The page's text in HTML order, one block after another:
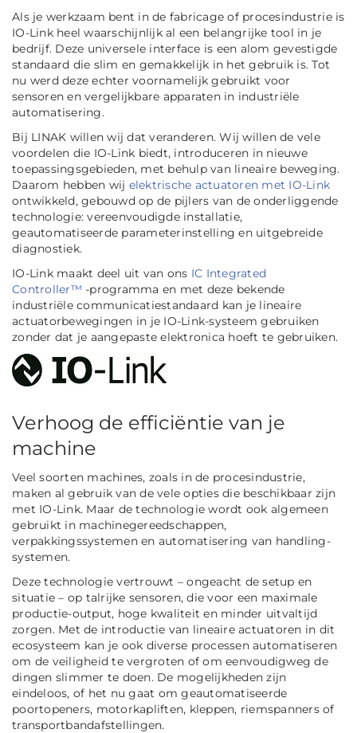
Als je werkzaam bent in de fabricage of procesindustrie is
IO-Link heel waarschijnlijk al een belangrijke tool in je
bedrijf. Deze universele interface is een alom gevestigde
standaard die slim en gemakkelijk in het gebruik is. Tot
nu werd deze echter voornamelijk gebruikt voor
sensoren en vergelijkbare apparaten in industriële
automatisering.
Bij LINAK willen wij dat veranderen. Wij willen de vele
voordelen die IO-Link biedt, introduceren in nieuwe
toepassingsgebieden, met behulp van lineaire beweging.
Daarom hebben wij elektrische actuatoren met IO-Link
ontwikkeld, gebouwd op de pijlers van de onderliggende
technologie: vereenvoudigde installatie,
geautomatiseerde parameterinstelling en uitgebreide
diagnostiek.
IO-Link maakt deel uit van ons IC Integrated
Controller™ -programma en met deze bekende
industriële communicatiestandaard kan je lineaire
actuatorbewegingen in je IO-Link-systeem gebruiken
zonder dat je aangepaste elektronica hoeft te gebruiken.
Verhoog de efficiëntie van je
machine
Veel soorten machines, zoals in de procesindustrie,
maken al gebruik van de vele opties die beschikbaar zijn
met IO-Link. Maar de technologie wordt ook algemeen
gebruikt in machinegereedschappen,
verpakkingssystemen en automatisering van handling-
systemen.
Deze technologie vertrouwt – ongeacht de setup en
situatie – op talrijke sensoren, die voor een maximale
productie-output, hoge kwaliteit en minder uitvaltijd
zorgen. Met de introductie van lineaire actuatoren in dit
ecosysteem kan je ook diverse processen automatiseren
om de veiligheid te vergroten of om eenvoudigweg de
dingen slimmer te doen. De mogelijkheden zijn
eindeloos, of het nu gaat om geautomatiseerde
poortopeners, motorkapliften, kleppen, riemspanners of
transportbandafstellingen.